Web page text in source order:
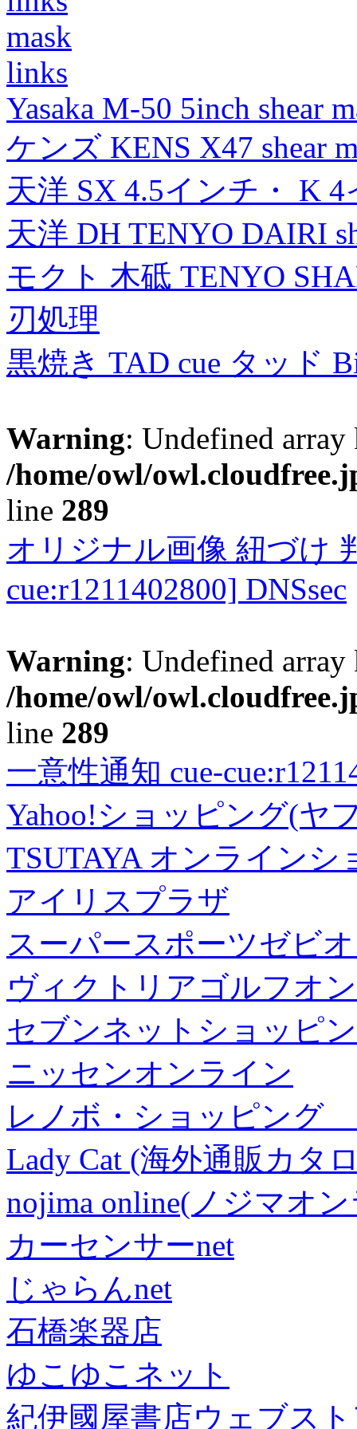
mask
links
Yasaka M-50 5inch shear
ケンズ KENS X47 shear
天洋 SX 4.5インチ・ K
天洋 DH TENYO DAIRI
モクト 木砥 TENYO
刃処理
黒焼き TAD cue タッド
Warning: Undefined
/home/owl/
line 289
オリジナル画像 紐づけ
cue:r1211402800] DNSsec
Warning: Undefined
/home/owl/
line 289
一意性通知 cue-
Yahoo!ショッピング(ヤ
TSUTAYA オンラインシ
アイリスプラザ
スーパースポーツゼビ
ヴィクトリアゴルフオ
セブンネットショッピ
ニッセンオンライン
レノボ・ショッピング
Lady Cat (海外通販カタ
nojima online(ノジマオ
カーセンサーnet
じゃらんnet
石橋楽器店
ゆこゆこネット
紀伊國屋書店ウェブス